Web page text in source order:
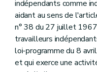
Art. D249
Section 5 La
Art. D250
Section 6
Le
Art. D251
Chapitre II
Art. D252
indépendants comme
aidant au sens de
n° 38 du 27 juillet
travailleurs
loi-programme du 8
et qui exerce une